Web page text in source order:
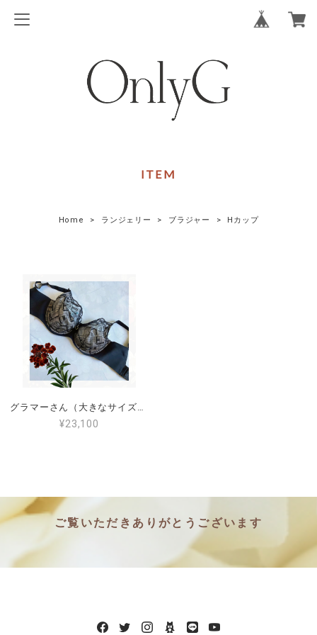
ITEM
Home ランジェリー ブラジャー Hカップ
グラマーさん（大きなサイズ）のインポートワイヤーブラ95F,90H(日本サイズG80,I75)フランスの高級ブランドChantelle（C21S10X）カラーブラック（C011）Graphic Suppport
¥23,100
ご覧いただきありがとうございます